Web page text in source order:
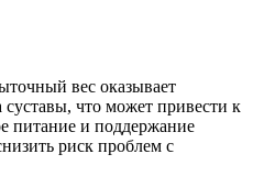
вес оказывает
что может привести к
питание и поддержание
риск проблем с